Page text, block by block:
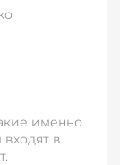
именно
в